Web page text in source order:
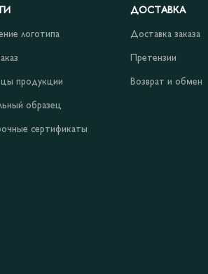
логотипа
продукции
образец
сертификаты
ДОСТАВКА
Доставка заказа
Претензии
Возврат и обмен